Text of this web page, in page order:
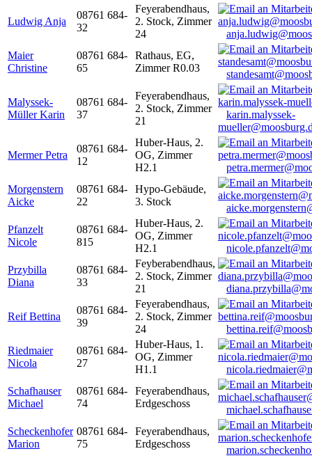
Ludwig Anja
08761 684-
32
Feyerabendhaus,
2. Stock, Zimmer
24
Maier
Christine
08761 684-
65
Rathaus, EG,
Zimmer R0.03
Malyssek-
Müller Karin
08761 684-
37
Feyerabendhaus,
2. Stock, Zimmer
21
karin.malyssek-
Mermer Petra
08761 684-
12
Huber-Haus, 2.
OG, Zimmer
H2.1
Morgenstern
Aicke
08761 684-
22
Hypo-Gebäude,
3. Stock
Pfanzelt
Nicole
08761 684-
815
Huber-Haus, 2.
OG, Zimmer
H2.1
Przybilla
Diana
08761 684-
33
Feyberabendhaus,
2. Stock, Zimmer
21
Reif Bettina
08761 684-
39
Feyerabendhaus,
2. Stock, Zimmer
24
Riedmaier
Nicola
08761 684-
27
Huber-Haus, 1.
OG, Zimmer
H1.1
Schafhauser
Michael
08761 684-
74
Feyerabendhaus,
Erdgeschoss
Scheckenhofer
Marion
08761 684-
75
Feyerabendhaus,
Erdgeschoss